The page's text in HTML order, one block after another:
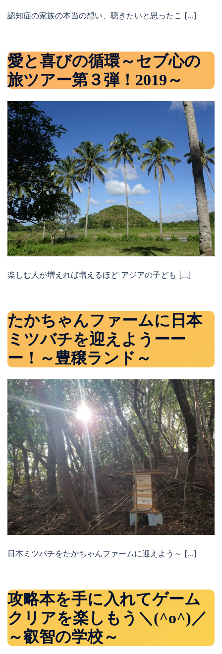
認知症の家族の本当の想い、聴きたいと思ったこ […]
愛と喜びの循環～セブ心の
旅ツアー第３弾！2019～
楽しむ人が増えれば増えるほど アジアの子ども […]
たかちゃんファームに日本
ミツバチを迎えようーー
ー！～豊穣ランド～
日本ミツバチをたかちゃんファームに迎えよう～ […]
攻略本を手に入れてゲーム
クリアを楽しもう＼(^o^)／
～叡智の学校～